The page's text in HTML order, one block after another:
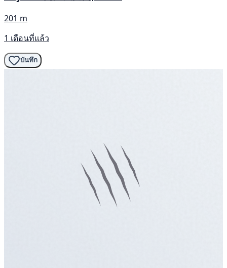
201 m
1 เดือนที่แล้ว
บันทึก